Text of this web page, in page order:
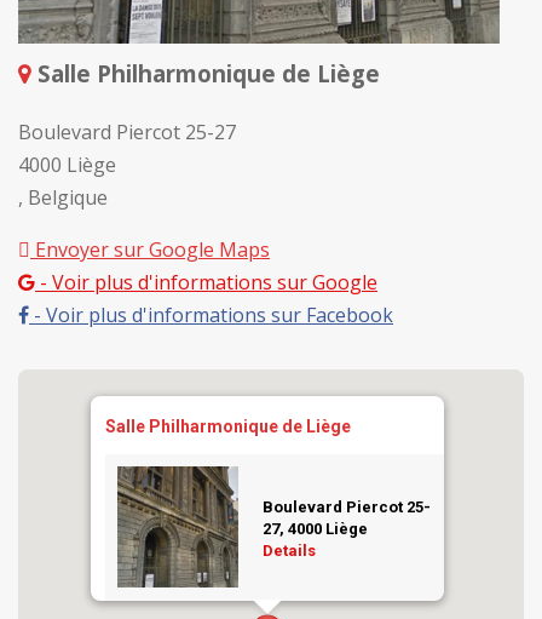
Salle Philharmonique de Liège
Boulevard Piercot 25-27
4000 Liège
, Belgique
Envoyer sur Google Maps
- Voir plus d'informations sur Google
- Voir plus d'informations sur Facebook
Salle Philharmonique de Liège
Boulevard Piercot 25-
27, 4000 Liège
Details